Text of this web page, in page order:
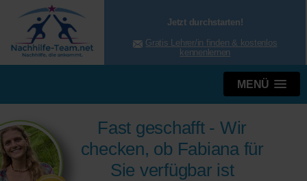
Jetzt durchstarten!
Gratis Lehrer/in finden & kostenlos
kennenlernen
MENÜ
Fast geschafft - Wir
checken, ob Fabiana für
Sie verfügbar ist